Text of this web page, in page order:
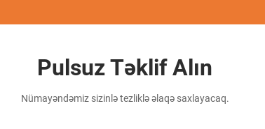
Pulsuz Təklif Alın
Nümayəndəmiz sizinlə tezliklə əlaqə saxlayacaq.